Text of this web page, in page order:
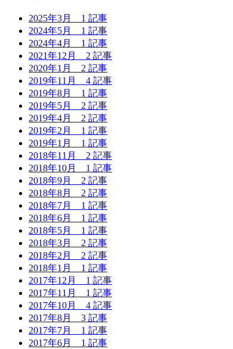
2025年3月 1 記事
2024年5月 1 記事
2024年4月 1 記事
2021年12月 2 記事
2020年1月 2 記事
2019年11月 4 記事
2019年8月 1 記事
2019年5月 2 記事
2019年4月 2 記事
2019年2月 1 記事
2019年1月 1 記事
2018年11月 2 記事
2018年10月 1 記事
2018年9月 2 記事
2018年8月 2 記事
2018年7月 1 記事
2018年6月 1 記事
2018年5月 1 記事
2018年3月 2 記事
2018年2月 2 記事
2018年1月 1 記事
2017年12月 1 記事
2017年11月 1 記事
2017年10月 4 記事
2017年8月 3 記事
2017年7月 1 記事
2017年6月 1 記事